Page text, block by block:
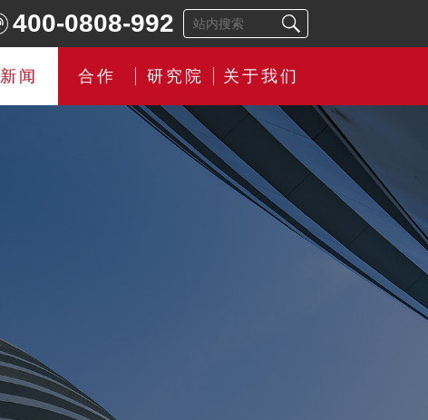
400-0808-992
新闻 合作 研究院 关于我们